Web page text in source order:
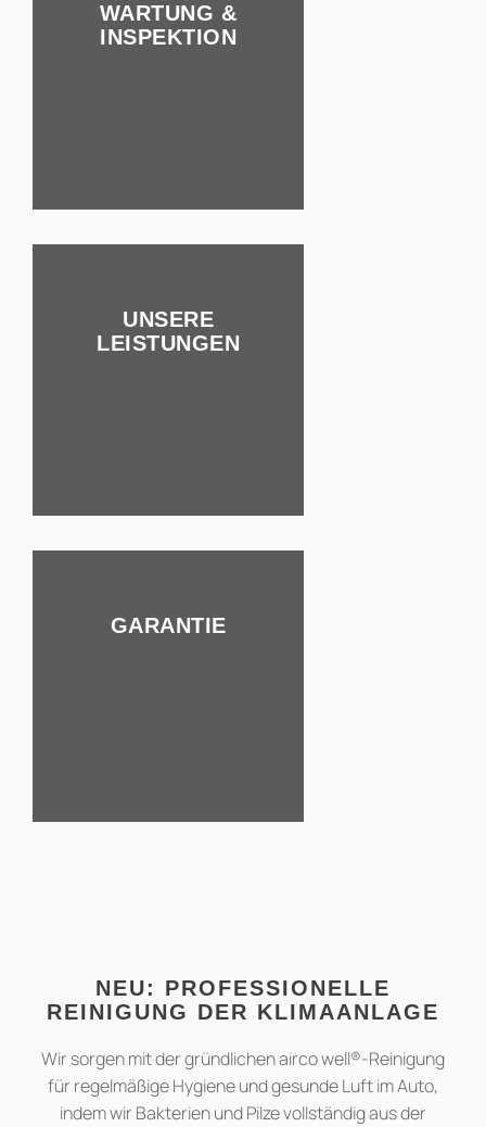
WARTUNG &
INSPEKTION
UNSERE
LEISTUNGEN
GARANTIE
NEU: PROFESSIONELLE
REINIGUNG DER KLIMAANLAGE
Wir sorgen mit der gründlichen airco well®-Reinigung
für regelmäßige Hygiene und gesunde Luft im Auto,
indem wir Bakterien und Pilze vollständig aus der